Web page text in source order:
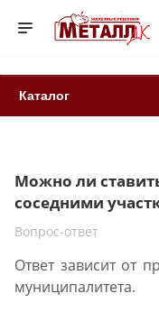
Каталог
Можно ли
соседними
Вопрос-ответ
Ответ зависит от
муниципалитета.